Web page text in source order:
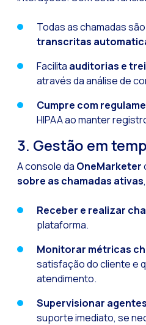
Todas as chamadas são
transcritas
Facilita auditorias e
através da análise de
Cumpre com
HIPAA ao manter
3. Gestão em
A console da OneMarketer
sobre as chamadas ativas
Receber e realizar
plataforma.
Monitorar métricas
satisfação do cliente e
atendimento.
Supervisionar
suporte imediato, se